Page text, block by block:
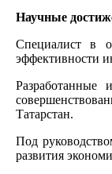
Научные
Специалист в
эффективности
Разработанные
Татарстан.
Под
развития